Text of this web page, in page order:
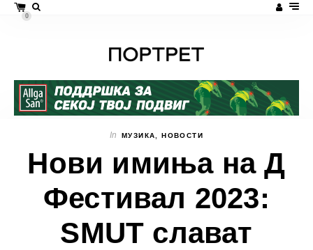
0
In МУЗИКА ,НОВОСТИ
Нови имиња на Д
Фестивал 2023:
SMUT слават